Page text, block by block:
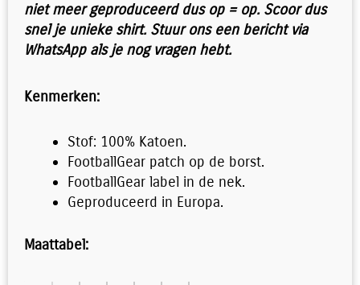
niet meer geproduceerd dus op = op. Scoor dus
snel je unieke shirt. Stuur ons een bericht via
WhatsApp als je nog vragen hebt.
Kenmerken:
Stof: 100% Katoen.
FootballGear patch op de borst.
FootballGear label in de nek.
Geproduceerd in Europa.
Maattabel: